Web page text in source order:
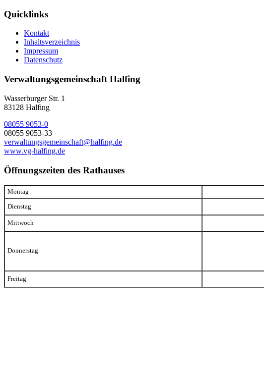
Quicklinks
Kontakt
Inhaltsverzeichnis
Impressum
Datenschutz
Verwaltungsgemeinschaft Halfing
Wasserburger Str. 1
83128 Halfing
08055 9053-0
08055 9053-33
verwaltungsgemeinschaft@halfing.de
www.vg-halfing.de
Öffnungszeiten des Rathauses
Montag
Dienstag
Mittwoch
Donnerstag
Freitag